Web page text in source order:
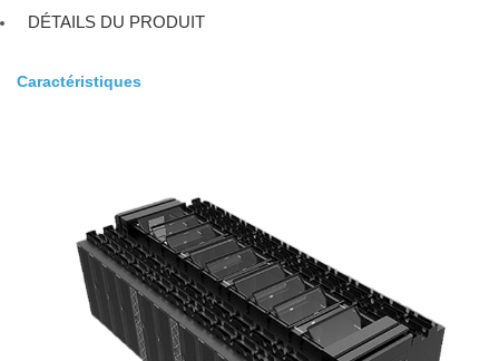
DÉTAILS DU PRODUIT
Caractéristiques